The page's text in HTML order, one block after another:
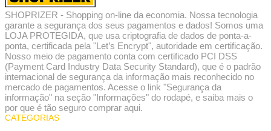
SHOPRIZER - Shopping on-line da economia. Nossa tecnologia
garante a segurança dos seus pagamentos e dados! Somos uma
LOJA PROTEGIDA, que usa criptografia de dados de ponta-a-
ponta, certificada pela "Let’s Encrypt", autoridade em certificação.
Nosso meio de pagamento conta com certificado PCI DSS
(Payment Card Industry Data Security Standard), que é o padrão
internacional de segurança da informação mais reconhecido no
mercado de pagamentos. Acesse o link "Segurança da
informação" na seção "Informações" do rodapé, e saiba mais o
por que é tão seguro comprar aqui.
CATEGORIAS